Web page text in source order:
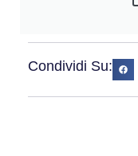
Condividi Su: